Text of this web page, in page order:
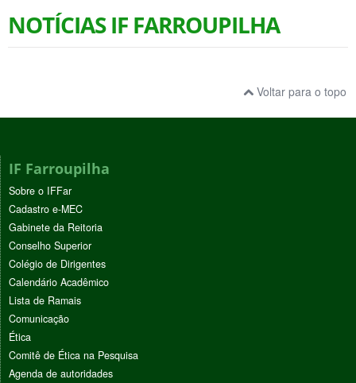
NOTÍCIAS IF FARROUPILHA
Voltar para o topo
IF Farroupilha
Sobre o IFFar
Cadastro e-MEC
Gabinete da Reitoria
Conselho Superior
Colégio de Dirigentes
Calendário Acadêmico
Lista de Ramais
Comunicação
Ética
Comitê de Ética na Pesquisa
Agenda de autoridades